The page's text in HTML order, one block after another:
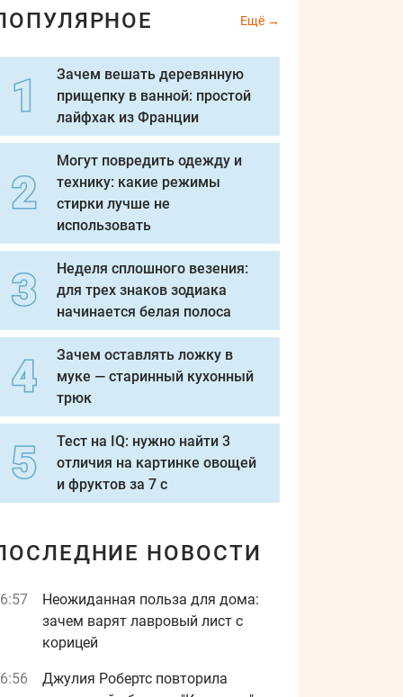
Ещё
Зачем вешать деревянную
прищепку в ванной: простой
лайфхак из Франции
Могут повредить одежду и
технику: какие режимы
стирки лучше не
использовать
Неделя сплошного везения:
для трех знаков зодиака
начинается белая полоса
Зачем оставлять ложку в
муке — старинный кухонный
трюк
Тест на IQ: нужно найти 3
отличия на картинке овощей
и фруктов за 7 с
НОВОСТИ
Неожиданная польза для дома:
зачем варят лавровый лист с
корицей
Джулия Робертс повторила